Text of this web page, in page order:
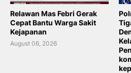
Relawan Mas Febri Gerak
Cepat Bantu Warga Sakit
Kejapanan
August 06, 2026